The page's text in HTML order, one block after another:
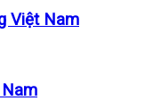
Việt Nam